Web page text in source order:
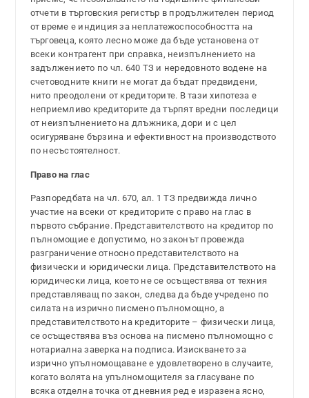
отчети в търговския регистър в продължителен период
от време е индиция за неплатежоспособността на
търговеца, която лесно може да бъде установена от
всеки контрагент при справка, неизпълнението на
задължението по чл. 640 ТЗ и нередовното водене на
счетоводните книги не могат да бъдат предвидени,
нито преодолени от кредиторите. В тази хипотеза е
неприемливо кредиторите да търпят вредни последици
от неизпълнението на длъжника, дори и с цел
осигуряване бързина и ефективност на производството
по несъстоятелност.
Право на глас
Разпоредбата на чл. 670, ал. 1 ТЗ предвижда лично
участие на всеки от кредиторите с право на глас в
първото събрание. Представителството на кредитор по
пълномощие е допустимо, но законът провежда
разграничение относно представителството на
физически и юридически лица. Представителството на
юридически лица, което не се осъществява от техния
представляващ по закон, следва да бъде учредено по
силата на изрично писмено пълномощно, а
представителството на кредиторите – физически лица,
се осъществява въз основа на писмено пълномощно с
нотариална заверка на подписа. Изискването за
изрично упълномощаване е удовлетворено в случаите,
когато волята на упълномощителя за гласуване по
всяка отделна точка от дневния ред е изразена ясно,